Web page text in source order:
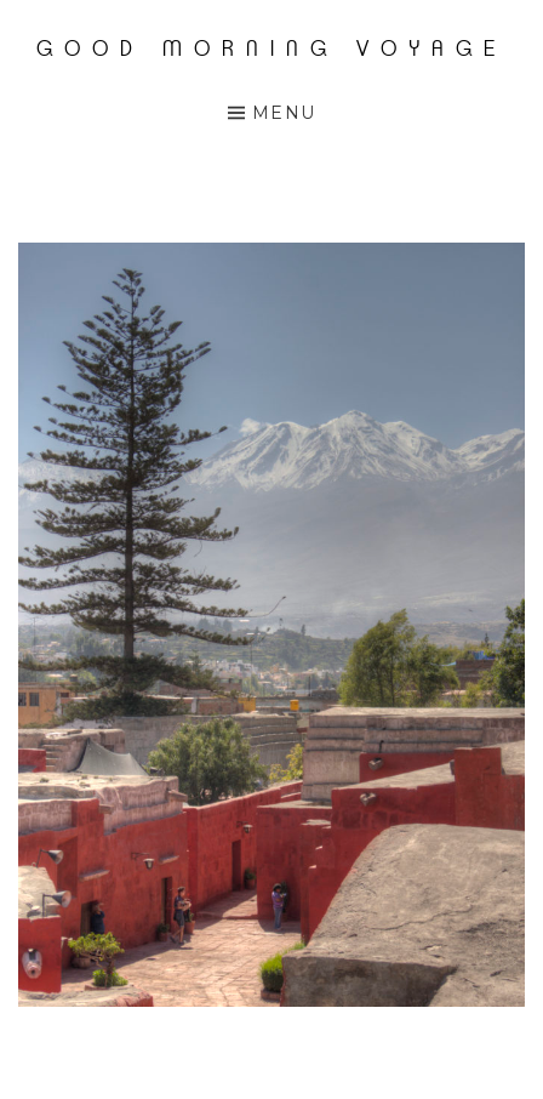
AccéderGOOD MORNING VOYAGE
MENU